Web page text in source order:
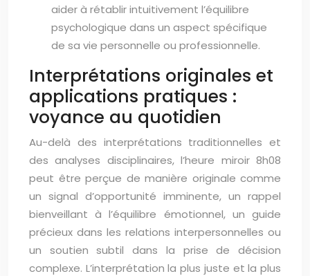
aider à rétablir intuitivement l’équilibre
psychologique dans un aspect spécifique
de sa vie personnelle ou professionnelle.
Interprétations originales et
applications pratiques :
voyance au quotidien
Au-delà des interprétations traditionnelles et
des analyses disciplinaires, l’heure miroir 8h08
peut être perçue de manière originale comme
un signal d’opportunité imminente, un rappel
bienveillant à l’équilibre émotionnel, un guide
précieux dans les relations interpersonnelles ou
un soutien subtil dans la prise de décision
complexe. L’interprétation la plus juste et la plus